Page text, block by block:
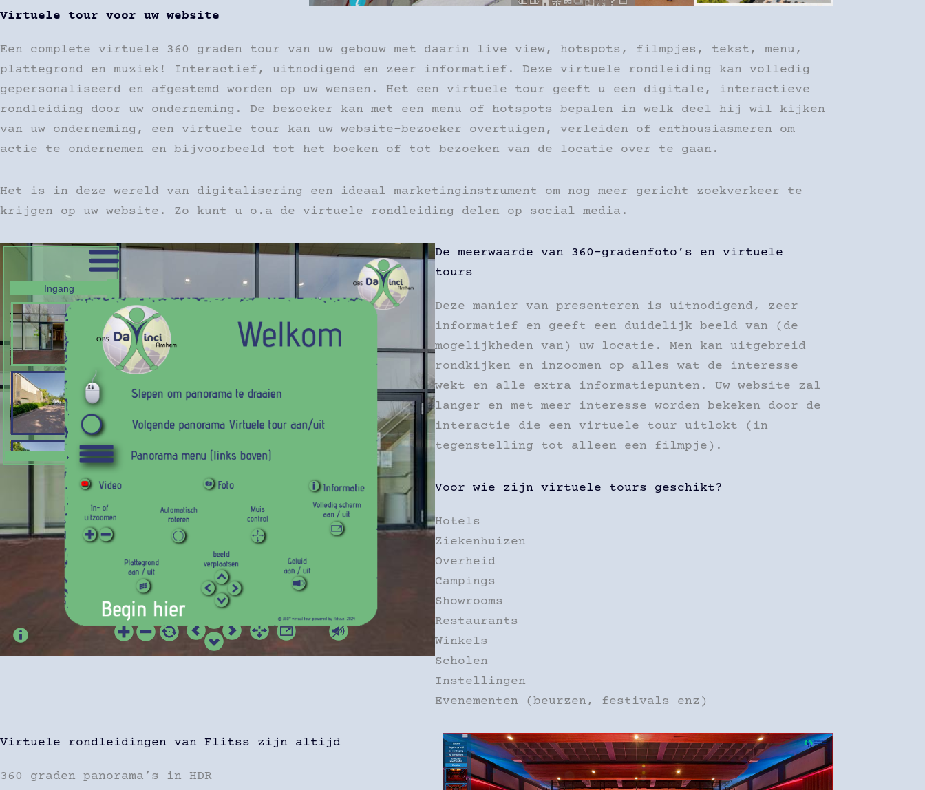
Virtuele tour voor uw website
Een complete virtuele 360 graden tour van uw gebouw met daarin live view, hotspots, filmpjes, tekst, menu,
plattegrond en muziek! Interactief, uitnodigend en zeer informatief. Deze virtuele rondleiding kan volledig
gepersonaliseerd en afgestemd worden op uw wensen. Het een virtuele tour geeft u een digitale, interactieve
rondleiding door uw onderneming. De bezoeker kan met een menu of hotspots bepalen in welk deel hij wil kijken
van uw onderneming, een virtuele tour kan uw website-bezoeker overtuigen, verleiden of enthousiasmeren om
actie te ondernemen en bijvoorbeeld tot het boeken of tot bezoeken van de locatie over te gaan.
Het is in deze wereld van digitalisering een ideaal marketinginstrument om nog meer gericht zoekverkeer te
krijgen op uw website. Zo kunt u o.a de virtuele rondleiding delen op social media.
De meerwaarde van 360-gradenfoto’s en virtuele
tours
Deze manier van presenteren is uitnodigend, zeer
informatief en geeft een duidelijk beeld van (de
mogelijkheden van) uw locatie. Men kan uitgebreid
rondkijken en inzoomen op alles wat de interesse
wekt en alle extra informatiepunten. Uw website zal
langer en met meer interesse worden bekeken door de
interactie die een virtuele tour uitlokt (in
tegenstelling tot alleen een filmpje).
Voor wie zijn virtuele tours geschikt?
Hotels
Ziekenhuizen
Overheid
Campings
Showrooms
Restaurants
Winkels
Scholen
Instellingen
Evenementen (beurzen, festivals enz)
Virtuele rondleidingen van Flitss zijn altijd
360 graden panorama’s in HDR